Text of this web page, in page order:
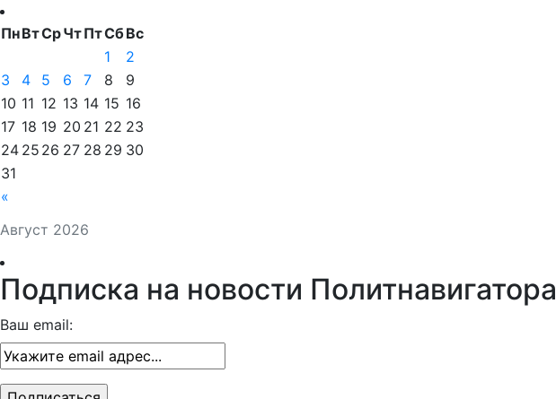
Август 2026
ПнВтСрЧтПтСбВс
«
1
2
3
4 5 6 7 8
9
10 11 12 13 14 15 16
17 18 19 20 21 22 23
24 25 26 27 28 29 30
31
Подписка на новости Политнавигатора
Ваш email: